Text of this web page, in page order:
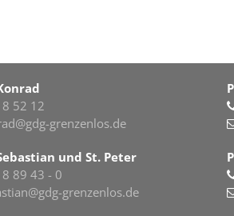
52 12
grenzenlos.de
und St. Peter
89 43 - 0
grenzenlos.de